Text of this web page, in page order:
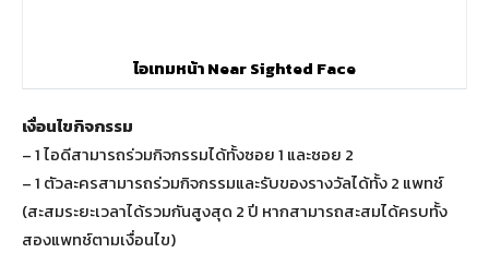
ไอเทมหน้าNear Sighted Face
เงื่อนไขกิจกรรม
– 1 ไอดีสามารถร่วมกิจกรรมได้ทั้งซอย 1 และซอย 2
– 1 ตัวละครสามารถร่วมกิจกรรมและรับของรางวัลได้ทั้ง 2 แพทช์
(สะสมระยะเวลาได้รวมกันสูงสุด 2 ปี หากสามารถสะสมได้ครบทั้ง
สองแพทช์ตามเงื่อนไข)